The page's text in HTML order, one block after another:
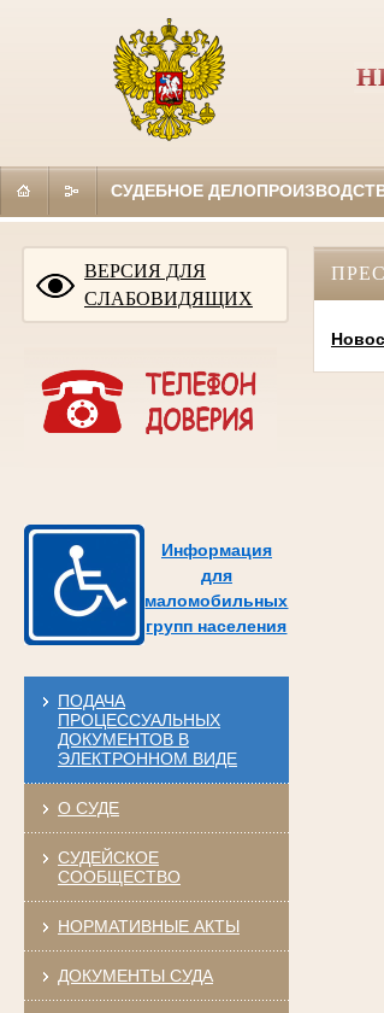
СУДЕБНОЕ
ВЕРСИЯ ДЛЯ
СЛАБОВИДЯЩИХ
Информация
для
маломобильных
групп населения
ПОДАЧА
ПРОЦЕССУАЛЬНЫХ
ДОКУМЕНТОВ В
ЭЛЕКТРОННОМ ВИДЕ
О СУДЕ
СУДЕЙСКОЕ
СООБЩЕСТВО
НОРМАТИВНЫЕ АКТЫ
ДОКУМЕНТЫ СУДА